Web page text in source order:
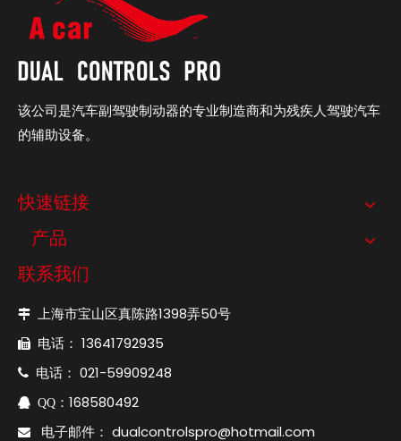
该公司是汽车副驾驶制动器的专业制造商和为残疾人驾驶汽车
的辅助设备。
快速链接
产品
联系我们
 上海市宝山区真陈路1398弄50号
 电话： 13641792935
 电话： 021-59909248
 QQ ：168580492
 电子邮件： dualcontrolspro@hotmail.com